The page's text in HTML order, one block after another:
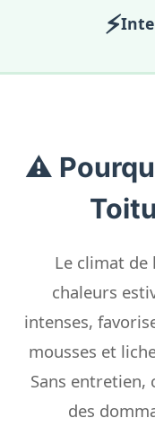
⚡
⚠️
Le climat de
chaleurs
intenses,
mousses et
Sans entretien,
des